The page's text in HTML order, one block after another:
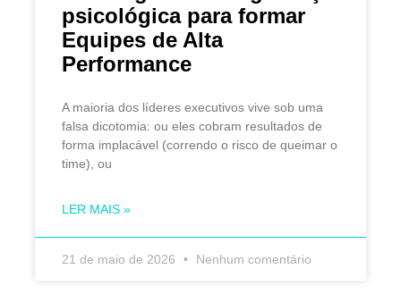
psicológica para formar
Equipes de Alta
Performance
A maioria dos líderes executivos vive sob uma
falsa dicotomia: ou eles cobram resultados de
forma implacável (correndo o risco de queimar o
time), ou
LER MAIS »
21 de maio de 2026 Nenhum comentário